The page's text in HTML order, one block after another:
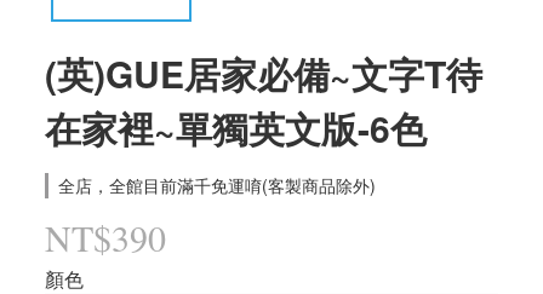
(英)GUE居家必備~文字T待
在家裡~單獨英文版-6色
全店，全館目前滿千免運唷(客製商品除外)
NT$390
顏色